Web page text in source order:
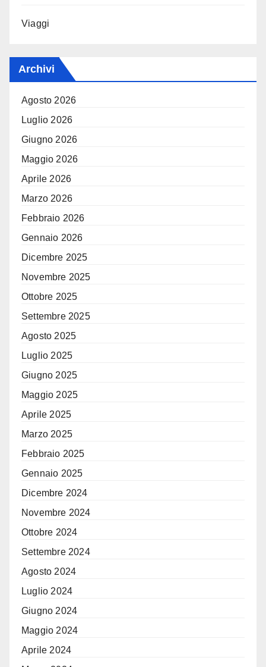
Viaggi
Archivi
Agosto 2026
Luglio 2026
Giugno 2026
Maggio 2026
Aprile 2026
Marzo 2026
Febbraio 2026
Gennaio 2026
Dicembre 2025
Novembre 2025
Ottobre 2025
Settembre 2025
Agosto 2025
Luglio 2025
Giugno 2025
Maggio 2025
Aprile 2025
Marzo 2025
Febbraio 2025
Gennaio 2025
Dicembre 2024
Novembre 2024
Ottobre 2024
Settembre 2024
Agosto 2024
Luglio 2024
Giugno 2024
Maggio 2024
Aprile 2024